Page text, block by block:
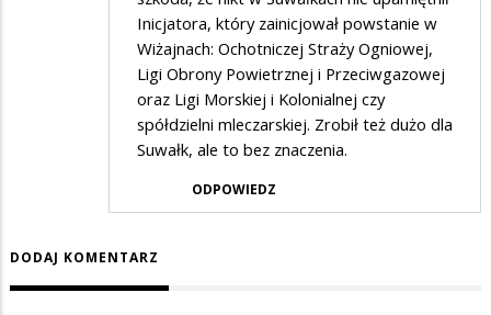
Inicjatora, który zainicjował powstanie w
Wiżajnach: Ochotniczej Straży Ogniowej,
Ligi Obrony Powietrznej i Przeciwgazowej
oraz Ligi Morskiej i Kolonialnej czy
spółdzielni mleczarskiej. Zrobił też dużo dla
Suwałk, ale to bez znaczenia.
ODPOWIEDZ
DODAJ KOMENTARZ